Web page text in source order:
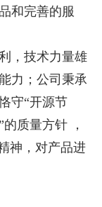
和完善的服
，技术力量雄
力；公司秉承
守“开源节
质量方针 ，
神，对产品进